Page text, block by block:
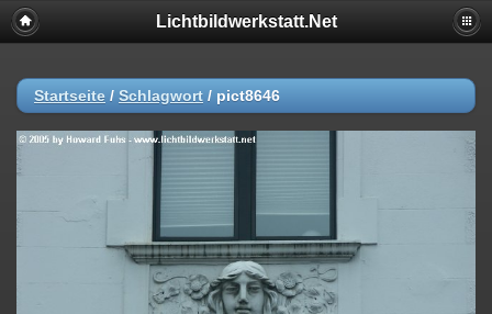
Lichtbildwerkstatt.Net
Startseite / Schlagwort / pict8646